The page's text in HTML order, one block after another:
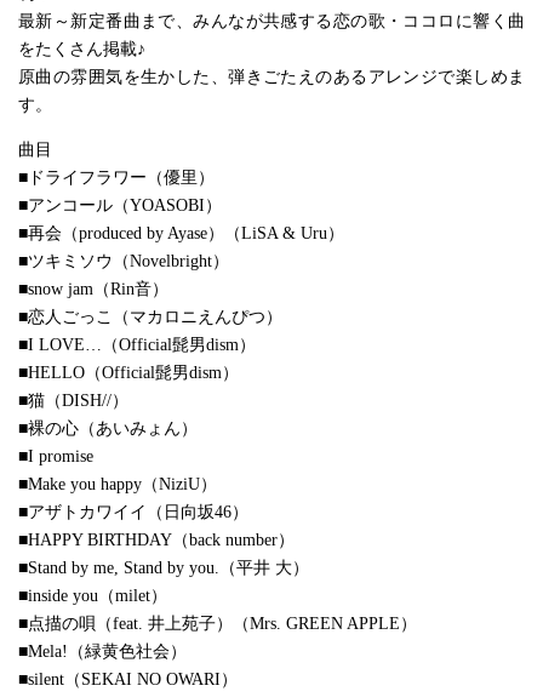
最新～新定番曲まで、みんなが共感する恋の歌・ココロに響く曲
をたくさん掲載♪
原曲の雰囲気を生かした、弾きごたえのあるアレンジで楽しめま
す。
曲目
■ドライフラワー（優里）
■アンコール（YOASOBI）
■再会（produced by Ayase）（LiSA & Uru）
■ツキミソウ（Novelbright）
■snow jam（Rin音）
■恋人ごっこ（マカロニえんぴつ）
■I LOVE…（Official髭男dism）
■HELLO（Official髭男dism）
■猫（DISH//）
■裸の心（あいみょん）
■I promise
■Make you happy（NiziU）
■アザトカワイイ（日向坂46）
■HAPPY BIRTHDAY（back number）
■Stand by me, Stand by you.（平井 大）
■inside you（milet）
■点描の唄（feat. 井上苑子）（Mrs. GREEN APPLE）
■Mela!（緑黄色社会）
■silent（SEKAI NO OWARI）